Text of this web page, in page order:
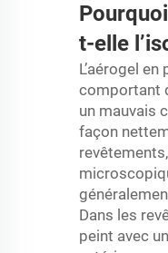
t-elle
L’aérogel
comportant
un mauvais
façon
Dans les
peint avec